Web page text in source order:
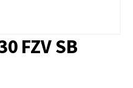
FZV SB